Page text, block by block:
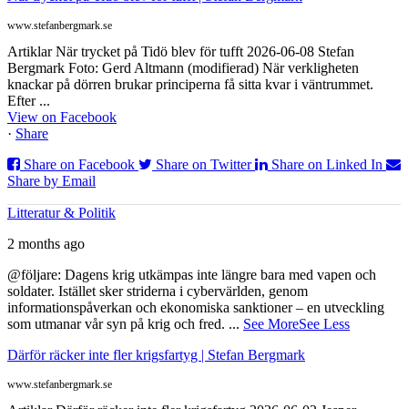
www.stefanbergmark.se
Artiklar När trycket på Tidö blev för tufft 2026-06-08 Stefan
Bergmark Foto: Gerd Altmann (modifierad) När verkligheten
knackar på dörren brukar principerna få sitta kvar i väntrummet.
Efter ...
View on Facebook
· Share
Share on Facebook
Share on Twitter
Share on Linked In
Share by Email
Litteratur & Politik
2 months ago
@följare: Dagens krig utkämpas inte längre bara med vapen och
soldater. Istället sker striderna i cybervärlden, genom
informationspåverkan och ekonomiska sanktioner – en utveckling
som utmanar vår syn på krig och fred. ... See MoreSee Less
Därför räcker inte fler krigsfartyg | Stefan Bergmark
www.stefanbergmark.se